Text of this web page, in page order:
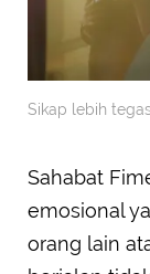
Sikap lebih
Sahabat
emosional
orang lain